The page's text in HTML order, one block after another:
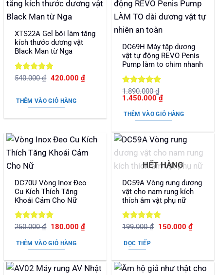
XTS22A Gel bôi làm tăng
kích thước dương vật
Black Man từ Nga
Được xếp
540.000₫ Giá
540.000 ₫.
420.000 ₫Giá
hiện
THÊM VÀO GIỎ HÀNG
DC69H Máy tập dương
vật tự động REVO Penis
Pump làm to chim nhanh
Được xếp
hạng55
1.890.000₫
Giá
là:
1.890.000 ₫.
1.450.000₫Giá
tại
là:
THÊM VÀO GIỎ HÀNG
DC70U Vòng Inox Đeo
Cu Kích Thích Tăng
Khoái Cảm Cho Nữ
Được xếp
sao
250.000₫ Giá
là:
250.000 ₫.
180.000 ₫Giá
hiện
THÊM VÀO GIỎ HÀNG
HẾT HÀNG
DC59A Vòng rung dương
vật cho nam rung kích
thích âm vật phụ nữ
Được xếp
sao
199.000₫ Giá
150.000 ₫Giá
hiện
ĐỌC TIẾP